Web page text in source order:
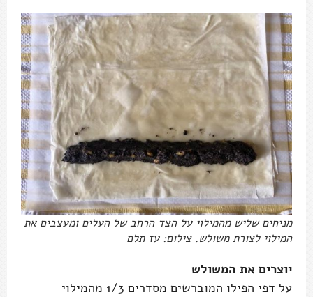
מניחים שליש מהמילוי על הצד הרחב של העלים ומעצבים את
המילוי לצורת משולש. צילום: עז תלם
יוצרים את המשולש
על דפי הפילו המוברשים מסדרים 1/3 מהמילוי